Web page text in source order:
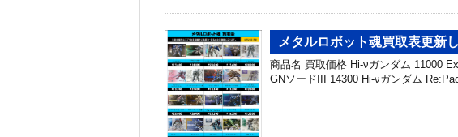
メタルロボット魂買取表更新
商品名 買取価格 Hi-νガンダム 11000
GNソードIII 14300 Hi-νガンダム